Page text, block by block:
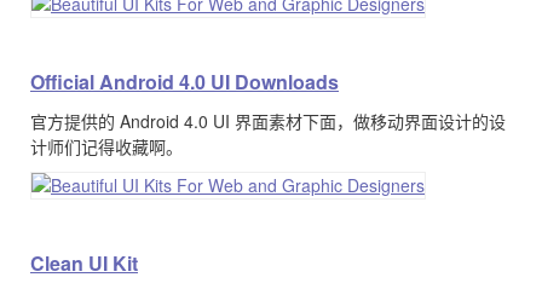
Official Android 4.0 UI Downloads
官方提供的 Android 4.0 UI 界面素材下面，做移动界面设计的设
计师们记得收藏啊。
Clean UI Kit